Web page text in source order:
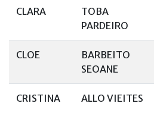
CLARA
TOBA
PARDEIRO
CLOE
BARBEITO
SEOANE
CRISTINA ALLO VIEITES